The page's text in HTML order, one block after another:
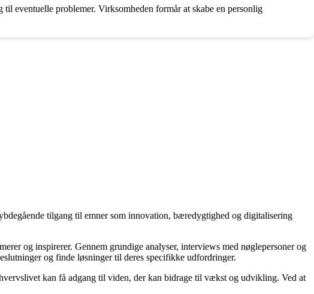
eventuelle problemer. Virksomheden formår at skabe en personlig
tilgang til emner som innovation, bæredygtighed og digitalisering
og inspirerer. Gennem grundige analyser, interviews med nøglepersoner og
og finde løsninger til deres specifikke udfordringer.
kan få adgang til viden, der kan bidrage til vækst og udvikling. Ved at